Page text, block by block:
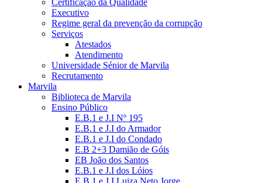
Certificação da Qualidade
Executivo
Regime geral da prevenção da corrupção
Serviços
Atestados
Atendimento
Universidade Sénior de Marvila
Recrutamento
Marvila
Biblioteca de Marvila
Ensino Público
E.B.1 e J.I Nº 195
E.B.1 e J.I do Armador
E.B.1 e J.I do Condado
E.B 2+3 Damião de Góis
EB João dos Santos
E.B.1 e J.I dos Lóios
E.B.1 e J.I Luiza Neto Jorge